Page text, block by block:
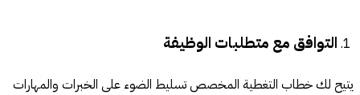
التوافق مع متطلبات الوظيفة
يتيح لك خطاب التغطية المخصص تسليط الضوء على الخبرات والمهارات